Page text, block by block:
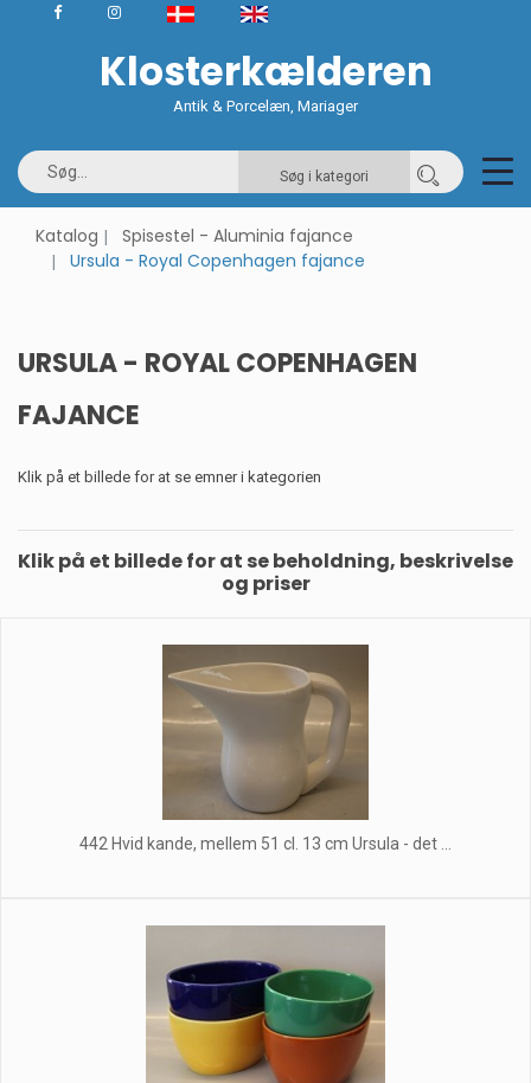
Klosterkælderen
Antik & Porcelæn, Mariager
Søg i kategori
Katalog
Spisestel - Aluminia fajance
Ursula - Royal Copenhagen fajance
URSULA - ROYAL COPENHAGEN
FAJANCE
Klik på et billede for at se emner i kategorien
Klik på et billede for at se beholdning, beskrivelse
og priser
442 Hvid kande, mellem 51 cl. 13 cm Ursula - det ...